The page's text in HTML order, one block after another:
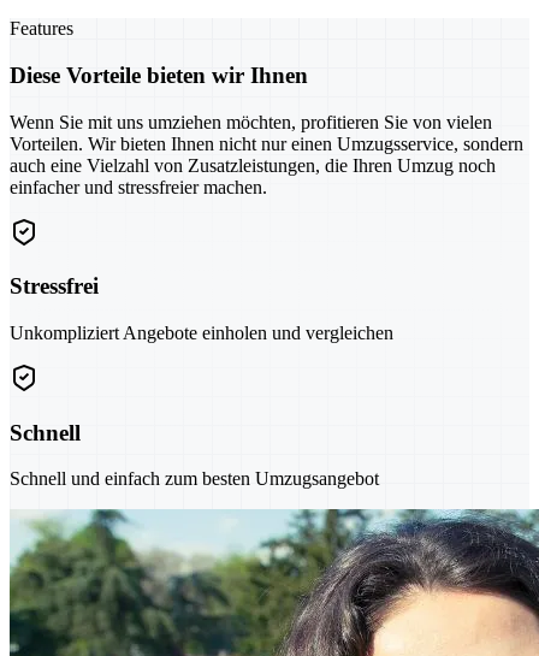
Features
Diese Vorteile bieten wir Ihnen
Wenn Sie mit uns umziehen möchten, profitieren Sie von vielen
Vorteilen. Wir bieten Ihnen nicht nur einen Umzugsservice, sondern
auch eine Vielzahl von Zusatzleistungen, die Ihren Umzug noch
einfacher und stressfreier machen.
Stressfrei
Unkompliziert Angebote einholen und vergleichen
Schnell
Schnell und einfach zum besten Umzugsangebot